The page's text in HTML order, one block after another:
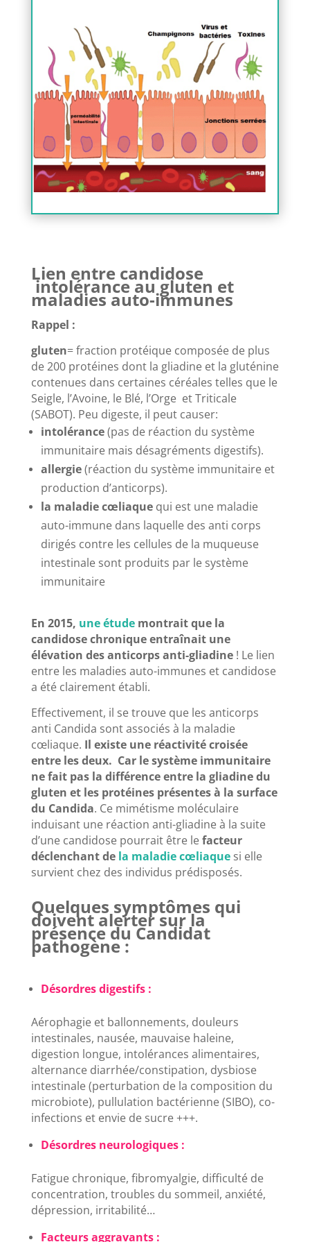
Lien entre candidose
intolérance au gluten et
maladies auto-immunes
Rappel :
gluten= fraction protéique composée de plus
de 200 protéines dont la gliadine et la gluténine
contenues dans certaines céréales telles que le
Seigle, l’Avoine, le Blé, l’Orge et Triticale
(SABOT). Peu digeste, il peut causer:
intolérance(pas de réaction du système
immunitaire mais désagréments digestifs).
allergie(réaction du système immunitaire et
production d’anticorps).
la maladie cœliaquequi est une maladie
auto-immune dans laquelle des anti corps
dirigés contre les cellules de la muqueuse
intestinale sont produits par le système
immunitaire
En 2015, une étudemontrait que la
candidose chronique entraînait une
élévation des anticorps anti-gliadine! Le lien
entre les maladies auto-immunes et candidose
a été clairement établi.
Effectivement, il se trouve que les anticorps
anti Candida sont associés à la maladie
cœliaque. Il existe une réactivité croisée
entre les deux. Car le système immunitaire
ne fait pas la différence entre la gliadine du
gluten et les protéines présentes à la surface
du Candida. Ce mimétisme moléculaire
induisant une réaction anti-gliadine à la suite
d’une candidose pourrait être lefacteur
déclenchant dela maladie cœliaquesi elle
survient chez des individus prédisposés.
Quelques symptômes qui
doivent alerter sur la
présence du Candidat
pathogène :
Désordres digestifs :
Aérophagie et ballonnements, douleurs
intestinales, nausée, mauvaise haleine,
digestion longue, intolérances alimentaires,
alternance diarrhée/constipation, dysbiose
intestinale (perturbation de la composition du
microbiote), pullulation bactérienne (SIBO), co-
infections et envie de sucre +++.
Désordres neurologiques :
Fatigue chronique, fibromyalgie, difficulté de
concentration, troubles du sommeil, anxiété,
dépression, irritabilité…
Facteurs aggravants :